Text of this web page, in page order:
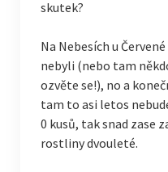
skutek?
Na Nebesích u
nebyli (nebo tam
ozvěte se!), no a
tam to asi letos
0 kusů, tak snad zase
rostliny dvouleté.